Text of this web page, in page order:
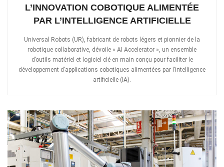
L’INNOVATION COBOTIQUE ALIMENTÉE
PAR L’INTELLIGENCE ARTIFICIELLE
Universal Robots (UR), fabricant de robots légers et pionnier de la
robotique collaborative, dévoile « AI Accelerator », un ensemble
d’outils matériel et logiciel clé en main conçu pour faciliter le
développement d’applications cobotiques alimentées par l’intelligence
artificielle (IA).